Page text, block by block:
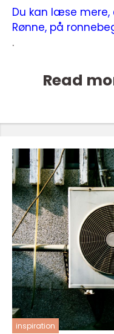
Du kan læse
Rønne, på
.
Read
inspiration